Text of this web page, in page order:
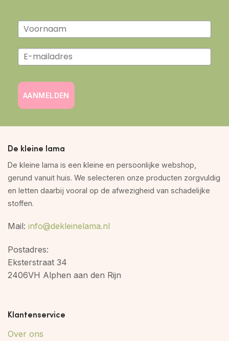
AANMELDEN
De kleine lama
De kleine lama is een kleine en persoonlijke webshop,
gerund vanuit huis. We selecteren onze producten zorgvuldig
en letten daarbij vooral op de afwezigheid van schadelijke
stoffen.
Mail: info@dekleinelama.nl
Postadres:
Eksterstraat 34
2406VH Alphen aan den Rijn
Klantenservice
Over ons